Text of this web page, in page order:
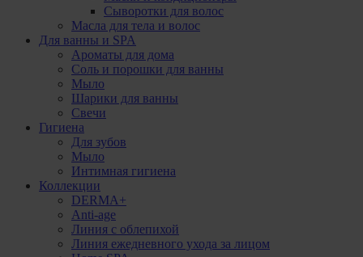
Сыворотки для волос
Масла для тела и волос
Для ванны и SPA
Ароматы для дома
Соль и порошки для ванны
Мыло
Шарики для ванны
Свечи
Гигиена
Для зубов
Мыло
Интимная гигиена
Коллекции
DERMA+
Anti-age
Линия с облепихой
Линия ежедневного ухода за лицом